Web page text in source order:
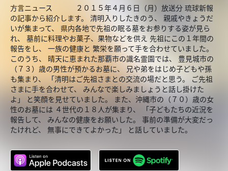
方言ニュース ２０１５年４月６日（月）放送分 琉球新報
の記事から紹介します。 清明入りしたきのう、 親戚やきょうだ
いが集まって、 県内各地で先祖の眠る墓をお参りする姿が見ら
れ、 墓前に料理やお菓子、果物などを供え 先祖にこの１年間の
報告をし、 一族の健康と 繁栄を願って手を合わせていました。
このうち、 晴天に恵まれた那覇市の識名霊園では、 豊見城市の
（７３）歳の男性が預かるお墓に、 兄や弟をはじめ子どもや孫
も集まり、 「清明はご先祖さまとの交流の場だと思う。 ご先祖
さまに手を合わせて、 みんなで楽しみましょうと話し掛けた
よ」 と笑顔を見せていました。 また、沖縄市の（７０）歳の女
性のお墓には ４世代の１８人が集まり、 「子どもたちの近況を
報告して、 みんなの健康をお願いした。 事前の準備が大変だっ
たけれど、 無事にできてよかった」 と話していました。